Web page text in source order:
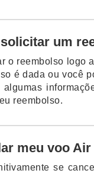
um
o reembolso logo
é dada ou você
reembolso.
meu voo
se